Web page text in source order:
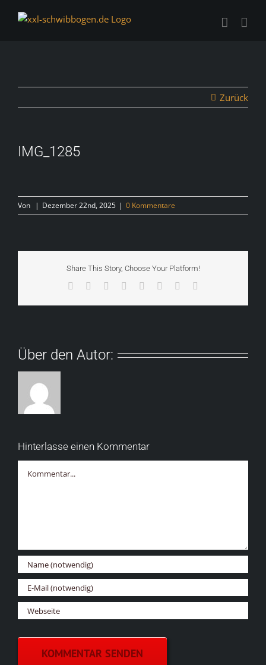
Inhalt
Zurück
IMG_1285
Von | Dezember 22nd, 2025 | 0 Kommentare
Share This Story, Choose Your Platform!
Facebook Reddit LinkedIn
TumblrPinterest
Über den Autor:
Hinterlasse einen Kommentar